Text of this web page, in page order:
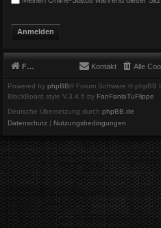
Foren-Übersicht Alle
Kontakt
Powered by phpBB® Forum Software © phpBB
BlackBoard style V.3.4.6 by FanFanlaTuFlippe
Deutsche Übersetzung durch phpBB.de
Datenschutz | Nutzungsbedingungen